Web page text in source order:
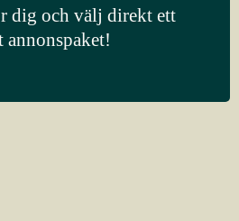
dig och välj direkt ett